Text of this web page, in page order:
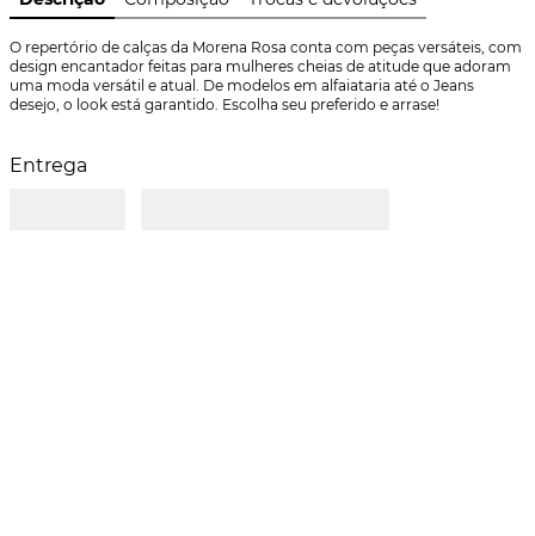
O repertório de calças da Morena Rosa conta com peças versáteis, com
design encantador feitas para mulheres cheias de atitude que adoram
uma moda versátil e atual. De modelos em alfaiataria até o Jeans
desejo, o look está garantido. Escolha seu preferido e arrase!
Entrega